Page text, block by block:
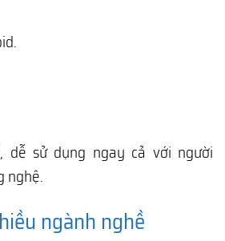
dễ sử dụng ngay cả với người
nghệ.
ngành nghề